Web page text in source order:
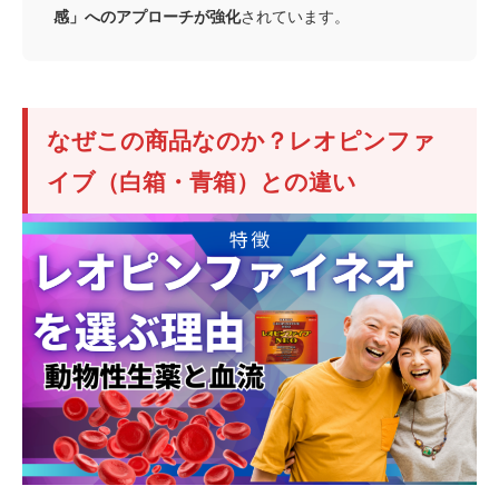
感」へのアプローチが強化されています。
なぜこの商品なのか？レオピンファ
イブ（白箱・青箱）との違い